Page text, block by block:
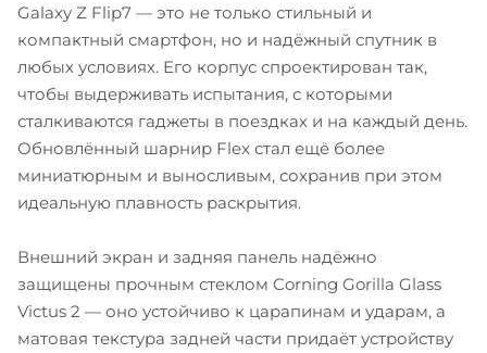
Galaxy Z Flip7 — это не только стильный и
компактный смартфон, но и надёжный спутник в
любых условиях. Его корпус спроектирован так,
чтобы выдерживать испытания, с которыми
сталкиваются гаджеты в поездках и на каждый день.
Обновлённый шарнир Flex стал ещё более
миниатюрным и выносливым, сохранив при этом
идеальную плавность раскрытия.
Внешний экран и задняя панель надёжно
защищены прочным стеклом Corning Gorilla Glass
Victus 2 — оно устойчиво к царапинам и ударам, а
матовая текстура задней части придаёт устройству